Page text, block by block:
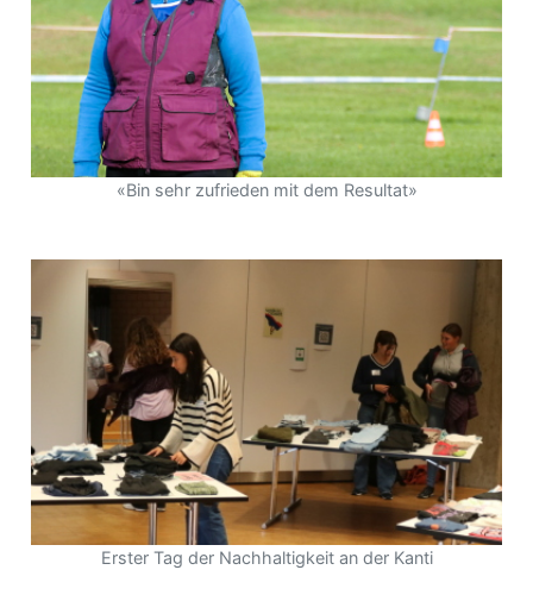
«Bin sehr zufrieden mit dem Resultat»
Erster Tag der Nachhaltigkeit an der Kanti